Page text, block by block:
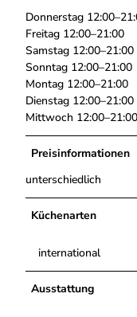
Donnerstag
Freitag 12:00–21:00
Samstag 12:00–21:00
Sonntag 12:00–21:00
Montag 12:00–21:00
Dienstag 12:00–21:00
Mittwoch 12:00–21:00
Preisinformationen
unterschiedlich
Küchenarten
international
Ausstattung